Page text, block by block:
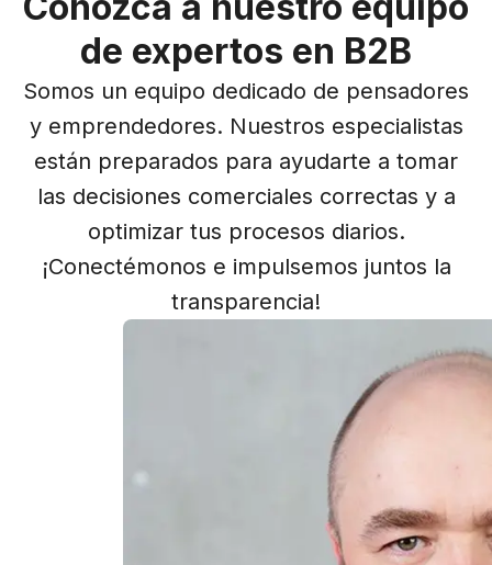
de expertos en B2B
Somos un equipo dedicado de pensadores
y emprendedores. Nuestros especialistas
están preparados para ayudarte a tomar
las decisiones comerciales correctas y a
optimizar tus procesos diarios.
¡Conectémonos e impulsemos juntos la
transparencia!